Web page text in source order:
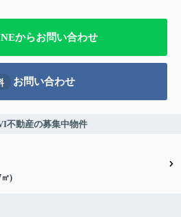
からお問い合わせ
お問い合わせ
不動産の募集中物件
㎡)